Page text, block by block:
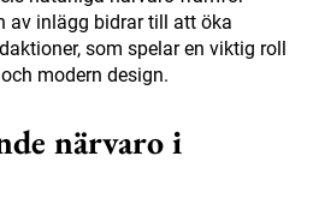
av inlägg bidrar till att öka
som spelar en viktig roll
modern design.
närvaro i